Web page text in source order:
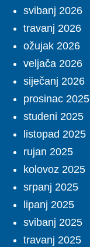
svibanj 2026
travanj 2026
ožujak 2026
veljača 2026
siječanj 2026
prosinac 2025
studeni 2025
listopad 2025
rujan 2025
kolovoz 2025
srpanj 2025
lipanj 2025
svibanj 2025
travanj 2025